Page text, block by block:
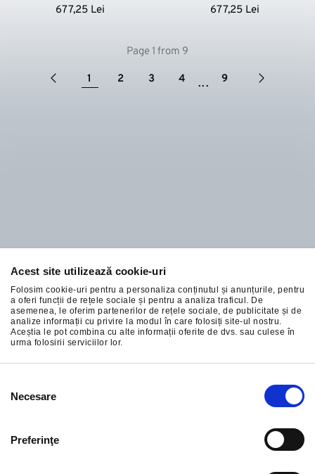
Acest site utilizează cookie-uri
Folosim cookie-uri pentru a personaliza conținutul și anunțurile, pentru
a oferi funcții de rețele sociale și pentru a analiza traficul. De
asemenea, le oferim partenerilor de rețele sociale, de publicitate și de
analize informații cu privire la modul în care folosiți site-ul nostru.
Aceștia le pot combina cu alte informații oferite de dvs. sau culese în
urma folosirii serviciilor lor.
consimțământului
Necesare
Preferinţe
677,25 Lei
677,25 Lei
Page 1 from 9
1 2 3 4 ... 9